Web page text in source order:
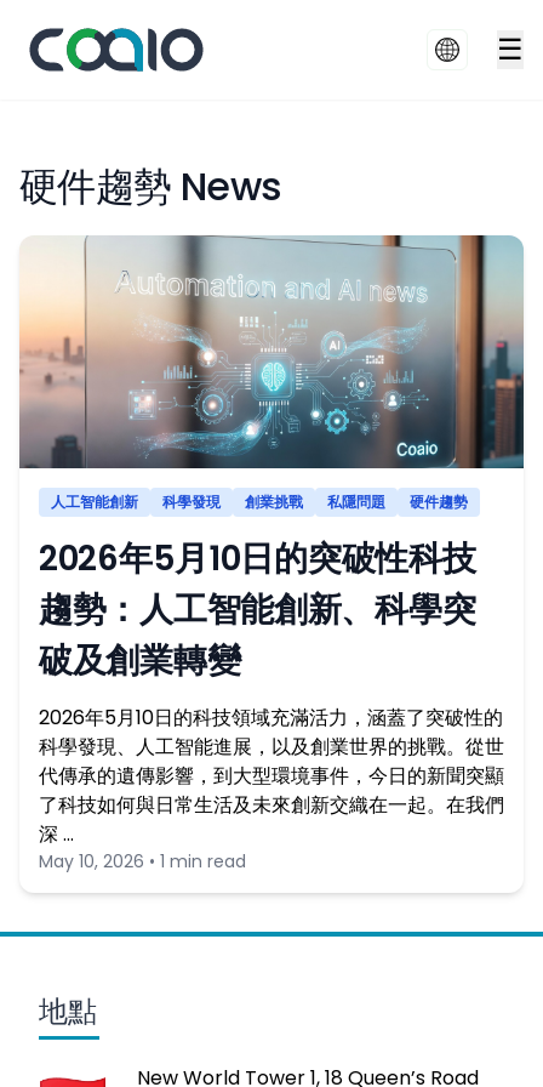
☰
硬件趨勢 News
人工智能創新 科學發現 創業挑戰 私隱問題 硬件趨勢
2026年5月10日的突破性科技
趨勢：人工智能創新、科學突
破及創業轉變
2026年5月10日的科技領域充滿活力，涵蓋了突破性的
科學發現、人工智能進展，以及創業世界的挑戰。從世
代傳承的遺傳影響，到大型環境事件，今日的新聞突顯
了科技如何與日常生活及未來創新交織在一起。在我們
深 …
May 10, 2026 • 1 min read
地點
New World Tower 1, 18 Queen’s Road